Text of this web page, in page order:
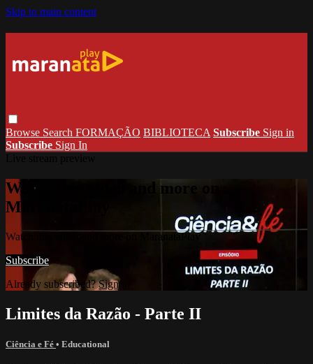
Skip to main content
Browse Search FORMAÇÃO BIBLIOTECA Subscribe Sign in
Subscribe Sign In
Watch this video and more on
MaranataPlay
Watch this video and more on MaranataPlay
Subscribe
Already subscribed?Sign in
Limites da Razão - Parte II
Ciência e Fé • Educational